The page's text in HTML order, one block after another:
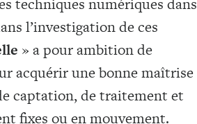
l’investigation de ces
» a pour ambition de
acquérir une bonne maîtrise
captation, de traitement et
fixes ou en mouvement.